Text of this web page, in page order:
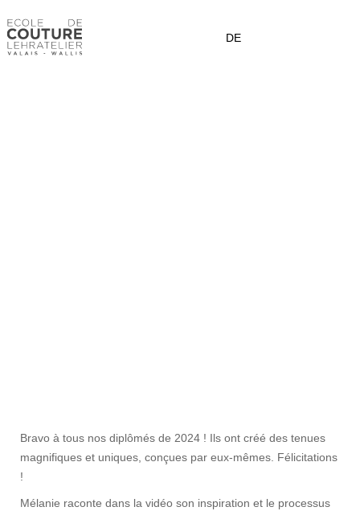
DE
Bravo à tous nos diplômés de 2024 ! Ils ont créé des tenues
magnifiques et uniques, conçues par eux-mêmes. Félicitations
!
Mélanie raconte dans la vidéo son inspiration et le processus